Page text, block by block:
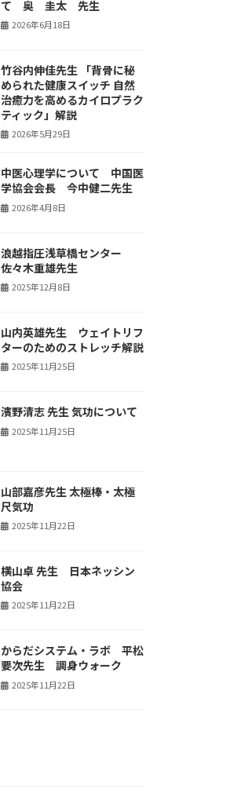
て 奥 圭太 先生
2026年6月18日
竹谷内伸佳先生 「背骨に秘
められた健康スイッチ 自然
治癒力を高めるカイロプラク
ティック」解説
2026年5月29日
中医心理学について 中国医
学協会会長 今中健二先生
2026年4月8日
浪越指圧浅草橋センター
佐々木重雄先生
2025年12月8日
山内英雄先生 ウェイトリフ
ターのためのストレッチ解説
2025年11月25日
濱野清志 先生 気功について
2025年11月25日
山部嘉彦先生 太極棒・太極
尺気功
2025年11月22日
横山卓 先生 日本ネッシン
協会
2025年11月22日
からだシステム・ラボ 平松
要次先生 調身ウォーク
2025年11月22日